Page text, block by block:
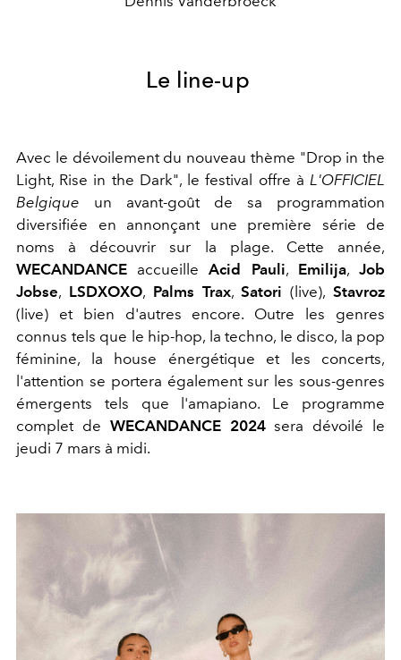
Le line-up
Avec le dévoilement du nouveau thème "Drop in the
Light, Rise in the Dark", le festival offre à L'OFFICIEL
Belgique un avant-goût de sa programmation
diversifiée en annonçant une première série de
noms à découvrir sur la plage. Cette année,
WECANDANCE accueilleAcid Pauli, Emilija,Job
Jobse, LSDXOXO, Palms Trax,Satori (live),Stavroz
(live) et bien d'autres encore. Outre les genres
connus tels que le hip-hop, la techno, le disco, la pop
féminine, la house énergétique et les concerts,
l'attention se portera également sur les sous-genres
émergents tels que l'amapiano. Le programme
complet de WECANDANCE 2024sera dévoilé le
jeudi 7 mars à midi.